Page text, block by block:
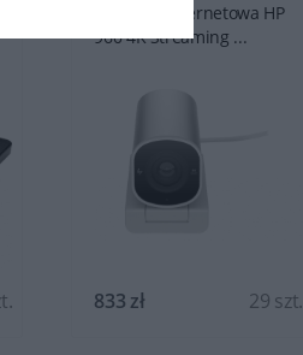
Kamerka Internetowa HP
960 4K Streaming ...
833 zł 29 szt.